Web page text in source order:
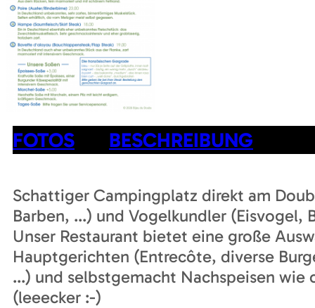
FOTOS BESCHREIBUNG
Schattiger Campingplatz direkt am
Barben, ...) und Vogelkundler (Eisvogel,
Unser Restaurant bietet eine große
Hauptgerichten (Entrecôte, diverse
...) und selbstgemacht Nachspeisen
(leeecker :-)